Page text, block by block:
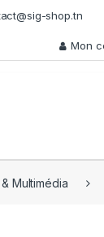
shop.tn
Mon
Multimédia